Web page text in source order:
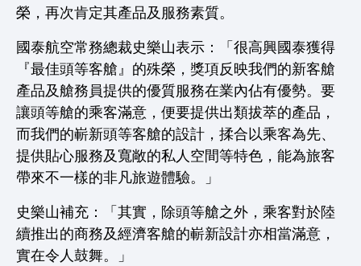
榮，再次肯定其產品及服務素質。
國泰航空常務總裁史樂山表示：「很高興國泰獲得
『最佳頭等客艙』的殊榮，獎項反映我們的新客艙
產品及艙務員提供的優質服務在業內佔有優勢。要
讓頭等艙的乘客滿意，便要提供出類拔萃的產品，
而我們的嶄新頭等客艙的設計，揉合以乘客為先、
提供貼心服務及寬敞的私人空間等特色，能為旅客
帶來不一樣的非凡旅遊體驗。」
史樂山補充：「其實，除頭等艙之外，乘客對於陸
續推出的商務及經濟客艙的嶄新設計亦相當滿意，
實在令人鼓舞。」